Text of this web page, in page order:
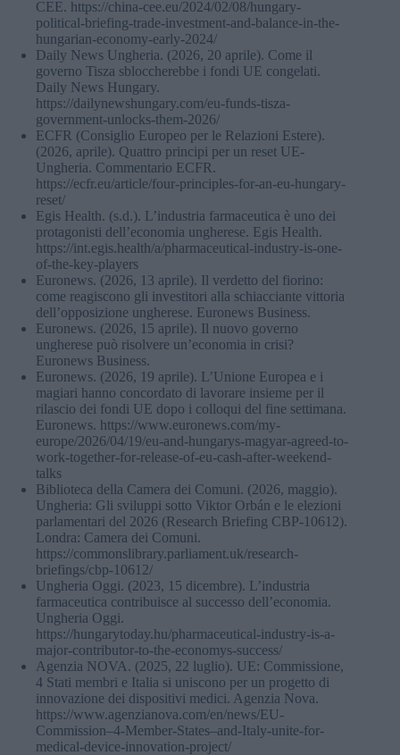
CEE. https://china-cee.eu/2024/02/08/hungary-
political-briefing-trade-investment-and-balance-in-the-
hungarian-economy-early-2024/
Daily News Ungheria. (2026, 20 aprile). Come il
governo Tisza sbloccherebbe i fondi UE congelati.
Daily News Hungary.
https://dailynewshungary.com/eu-funds-tisza-
government-unlocks-them-2026/
ECFR (Consiglio Europeo per le Relazioni Estere).
(2026, aprile). Quattro principi per un reset UE-
Ungheria. Commentario ECFR.
https://ecfr.eu/article/four-principles-for-an-eu-hungary-
reset/
Egis Health. (s.d.). L’industria farmaceutica è uno dei
protagonisti dell’economia ungherese. Egis Health.
https://int.egis.health/a/pharmaceutical-industry-is-one-
of-the-key-players
Euronews. (2026, 13 aprile). Il verdetto del fiorino:
come reagiscono gli investitori alla schiacciante vittoria
dell’opposizione ungherese. Euronews Business.
Euronews. (2026, 15 aprile). Il nuovo governo
ungherese può risolvere un’economia in crisi?
Euronews Business.
Euronews. (2026, 19 aprile). L’Unione Europea e i
magiari hanno concordato di lavorare insieme per il
rilascio dei fondi UE dopo i colloqui del fine settimana.
Euronews. https://www.euronews.com/my-
europe/2026/04/19/eu-and-hungarys-magyar-agreed-to-
work-together-for-release-of-eu-cash-after-weekend-
talks
Biblioteca della Camera dei Comuni. (2026, maggio).
Ungheria: Gli sviluppi sotto Viktor Orbán e le elezioni
parlamentari del 2026 (Research Briefing CBP-10612).
Londra: Camera dei Comuni.
https://commonslibrary.parliament.uk/research-
briefings/cbp-10612/
Ungheria Oggi. (2023, 15 dicembre). L’industria
farmaceutica contribuisce al successo dell’economia.
Ungheria Oggi.
https://hungarytoday.hu/pharmaceutical-industry-is-a-
major-contributor-to-the-economys-success/
Agenzia NOVA. (2025, 22 luglio). UE: Commissione,
4 Stati membri e Italia si uniscono per un progetto di
innovazione dei dispositivi medici. Agenzia Nova.
https://www.agenzianova.com/en/news/EU-
Commission–4-Member-States–and-Italy-unite-for-
medical-device-innovation-project/